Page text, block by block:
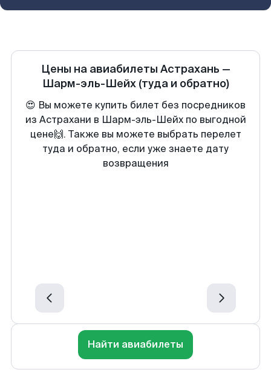
Цены на авиабилеты Астрахань —
Шарм-эль-Шейх (туда и обратно)
😍 Вы можете купить билет без посредников
из Астрахани в Шарм-эль-Шейх по выгодной
цене🙌. Также вы можете выбрать перелет
туда и обратно, если уже знаете дату
возвращения
Найти авиабилеты